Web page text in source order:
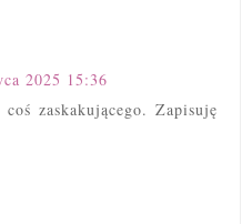
2025 15:36
zaskakującego. Zapisuję